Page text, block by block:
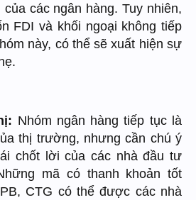
các ngân hàng. Tuy nhiên,
FDI và khối ngoại không tiếp
này, có thể sẽ xuất hiện sự
Nhóm ngân hàng tiếp tục là
thị trường, nhưng cần chú ý
chốt lời của các nhà đầu tư
mã có thanh khoản tốt
CTG có thể được các nhà